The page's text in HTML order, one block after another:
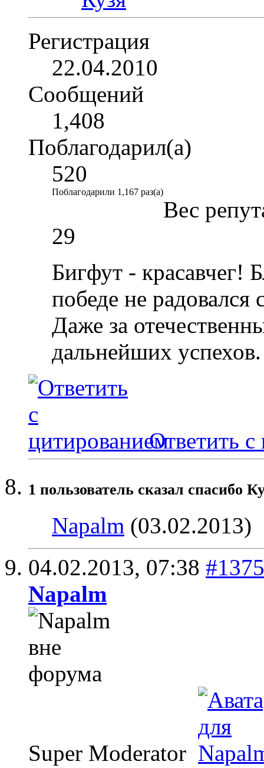
Регистрация
22.04.2010
Сообщений
1,408
Поблагодарил(а)
520
Поблагодарили 1,167 раз(а)
Вес
29
Бигфут - красавчег!
победе не
Даже за
дальнейших успехов.
Ответить с
1 пользователь сказал cпасибо
Napalm (03.02.2013)
04.02.2013, 07:38 #1375
Napalm
Super Moderator